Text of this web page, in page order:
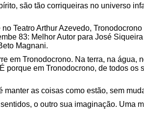
são tão corriqueiras no universo
Teatro Arthur Azevedo,
83: Melhor Autor para José
Magnani.
em Tronodocrono. Na terra, na água,
porque em Tronodocrono, de todos os
as coisas como estão, sem
o outro sua imaginação. Uma